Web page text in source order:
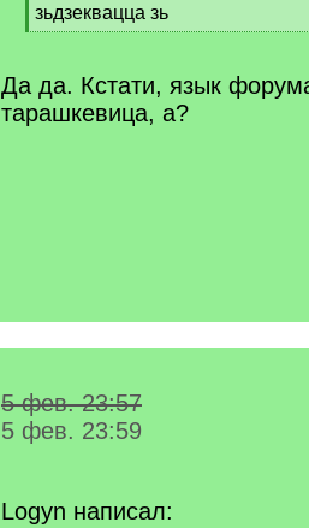
[
q
зьдзеквацца зь
[
q
]
Да да. Кстати, язык
тарашкевица, а?
5 фев. 23:57
5 фев. 23:59
Logyn написал: